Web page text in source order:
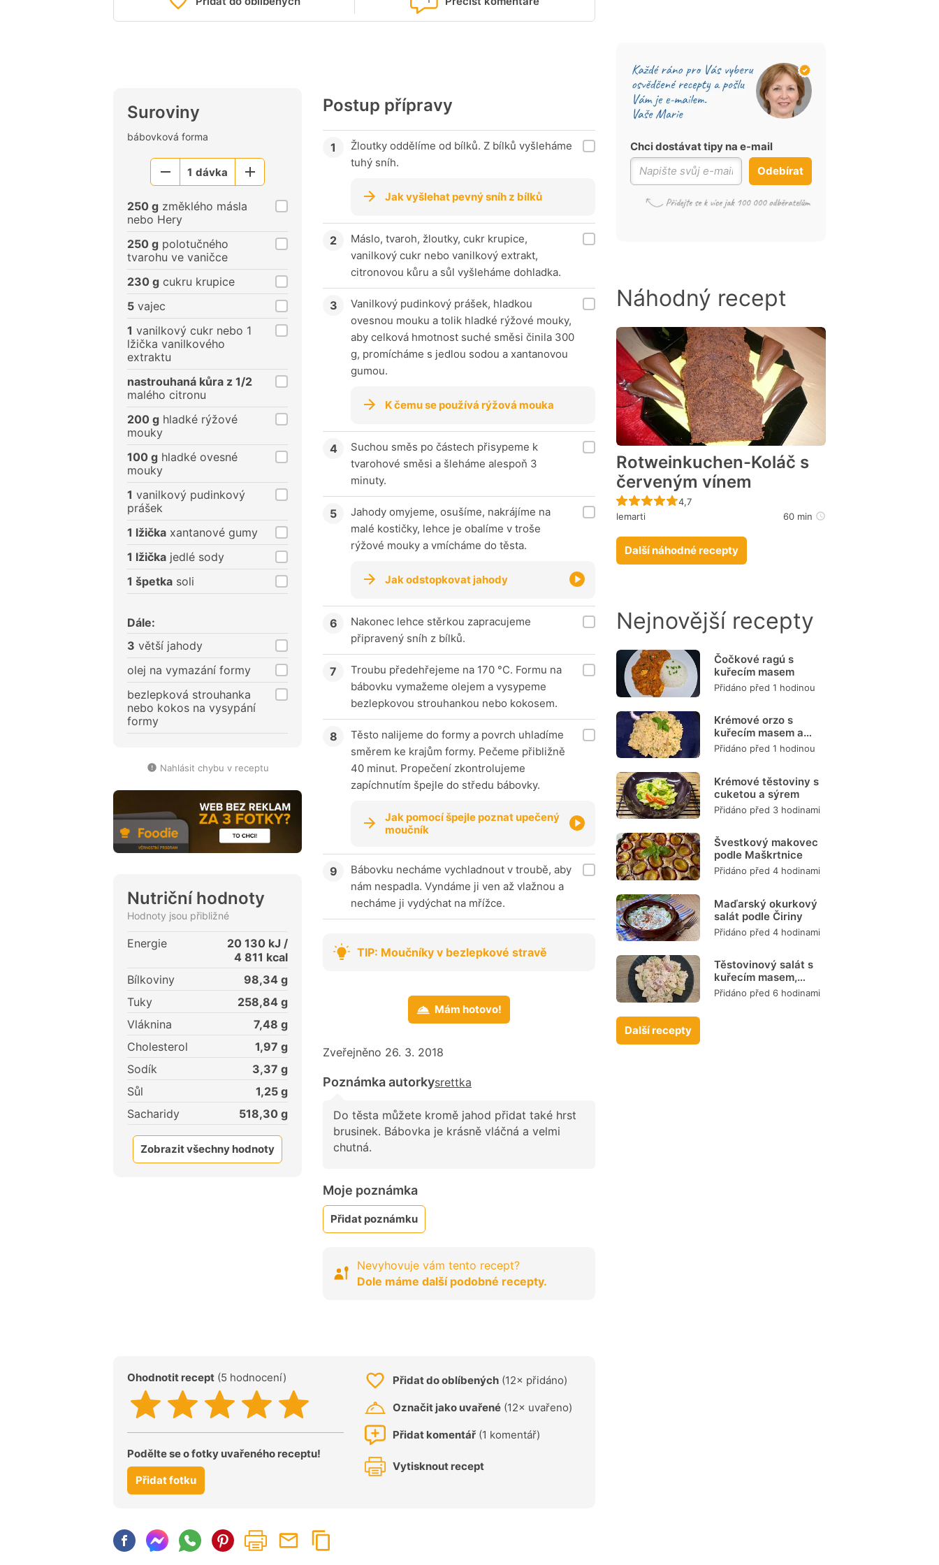
Suroviny
bábovková forma
Menší
1 dávka
Větší
250 g změklého másla
nebo Hery
250 g polotučného
tvarohu ve vaničce
230 g cukru krupice
5 vajec
1 vanilkový cukr nebo 1
lžička vanilkového
extraktu
nastrouhaná kůra z 1/2
malého citronu
200 g hladké rýžové
mouky
100 g hladké ovesné
mouky
1 vanilkový pudinkový
prášek
1 lžička xantanové gumy
1 lžička jedlé sody
1 špetka soli
Dále:
3 větší jahody
olej na vymazání formy
bezlepková strouhanka
nebo kokos na vysypání
formy
Nahlásit chybu v receptu
Nutriční hodnoty
Hodnoty jsou přibližné
Energie 20 130 kJ /
4 811 kcal
Bílkoviny
98,34 g
Tuky
258,84 g
Vláknina
7,48 g
Cholesterol
1,97 g
Sodík
3,37 g
Sůl
1,25 g
Sacharidy
518,30 g
Zobrazit všechny hodnoty
Postup přípravy
Žloutky oddělíme od bílků. Z bílků vyšleháme
tuhý sníh.
Jak vyšlehat pevný sníh z bílků
Máslo, tvaroh, žloutky, cukr krupice,
vanilkový cukr nebo vanilkový extrakt,
citronovou kůru a sůl vyšleháme dohladka.
Vanilkový pudinkový prášek, hladkou
ovesnou mouku a tolik hladké rýžové mouky,
aby celková hmotnost suché směsi činila 300
g, promícháme s jedlou sodou a xantanovou
gumou.
K čemu se používá rýžová mouka
Suchou směs po částech přisypeme k
tvarohové směsi a šleháme alespoň 3
minuty.
Jahody omyjeme, osušíme, nakrájíme na
malé kostičky, lehce je obalíme v troše
rýžové mouky a vmícháme do těsta.
Jak odstopkovat jahody
Nakonec lehce stěrkou zapracujeme
připravený sníh z bílků.
Troubu předehřejeme na 170 °C. Formu na
bábovku vymažeme olejem a vysypeme
bezlepkovou strouhankou nebo kokosem.
Těsto nalijeme do formy a povrch uhladíme
směrem ke krajům formy. Pečeme přibližně
40 minut. Propečení zkontrolujeme
zapíchnutím špejle do středu bábovky.
Jak pomocí špejle poznat upečený
moučník
Bábovku necháme vychladnout v troubě, aby
nám nespadla. Vyndáme ji ven až vlažnou a
necháme ji vydýchat na mřížce.
TIP: Moučníky v bezlepkové stravě
Mám hotovo!
Zveřejněno 26. 3. 2018
Poznámka autorkysrettka
Do těsta můžete kromě jahod přidat také hrst
brusinek. Bábovka je krásně vláčná a velmi
chutná.
Moje poznámka
Přidat poznámku
Nevyhovuje vám tento recept?
Dole máme další podobné recepty.
Ohodnotit recept (5 hodnocení)
Podělte se o fotky uvařeného receptu!
Přidat fotku
Přidat do oblíbených (12× přidáno)
Označit jako uvařené (12× uvařeno)
Přidat komentář (1 komentář)
Vytisknout recept
Chci dostávat tipy na e-mail
Odebírat
Náhodný recept
Rotweinkuchen-Koláč s
červeným vínem
Recept ještě nebyl hodnocen
4,7
lemarti
60 min
Další náhodné recepty
Nejnovější recepty
Čočkové ragú s
kuřecím masem
Přidáno před 1 hodinou
Krémové orzo s
kuřecím masem a
zeleninou
Přidáno před 1 hodinou
Krémové těstoviny s
cuketou a sýrem
Přidáno před 3 hodinami
Švestkový makovec
podle Maškrtnice
Přidáno před 4 hodinami
Maďarský okurkový
salát podle Čiriny
Přidáno před 4 hodinami
Těstovinový salát s
kuřecím masem,
zeleninou a
dresinkem
Přidáno před 6 hodinami
Další recepty